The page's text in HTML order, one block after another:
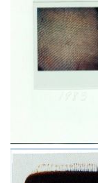
редких
и
снимки
Дагера,
Сергея
Выставка
Галереи